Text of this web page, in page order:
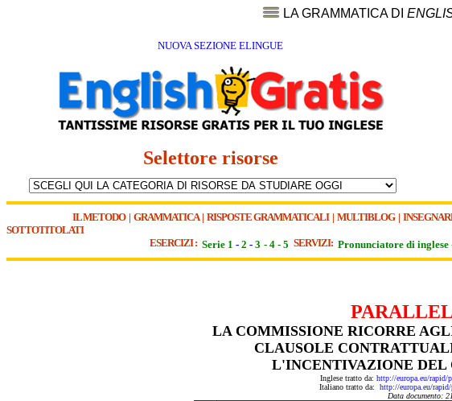
LA GRAMMATICA DI
NUOVA SEZIONE ELINGUE
Selettore risorse
IL METODO| GRAMMATICA| RISPOSTE GRAMMATICALI| MULTIBLOG|
SOTTOTITOLATI
ESERCIZI : Serie 1 - 2 - 3 - 4 - 5 SERVIZI: Pronunciatore di inglese
LA COMMISSIONE RICORRE
CLAUSOLE
L'INCENTIVAZIONE DEL
Inglese tratto da: http://europa.eu/rapid/
Italiano tratto da: http://europa.eu/
Data documento: